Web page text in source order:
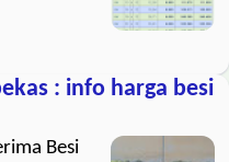
: info harga besi
Besi